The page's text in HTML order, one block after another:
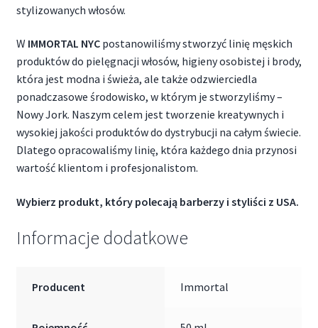
stylizowanych włosów.
W IMMORTAL NYCpostanowiliśmy stworzyć linię męskich
produktów do pielęgnacji włosów, higieny osobistej i brody,
która jest modna i świeża, ale także odzwierciedla
ponadczasowe środowisko, w którym je stworzyliśmy –
Nowy Jork. Naszym celem jest tworzenie kreatywnych i
wysokiej jakości produktów do dystrybucji na całym świecie.
Dlatego opracowaliśmy linię, która każdego dnia przynosi
wartość klientom i profesjonalistom.
Wybierz produkt, który polecają barberzy i styliści z USA.
Informacje dodatkowe
Producent Immortal